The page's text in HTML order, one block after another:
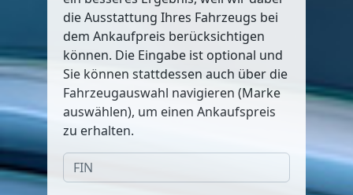
die Ausstattung Ihres Fahrzeugs bei
dem Ankaufpreis berücksichtigen
können. Die Eingabe ist optional und
Sie können stattdessen auch über die
Fahrzeugauswahl navigieren (Marke
auswählen), um einen Ankaufspreis
zu erhalten.